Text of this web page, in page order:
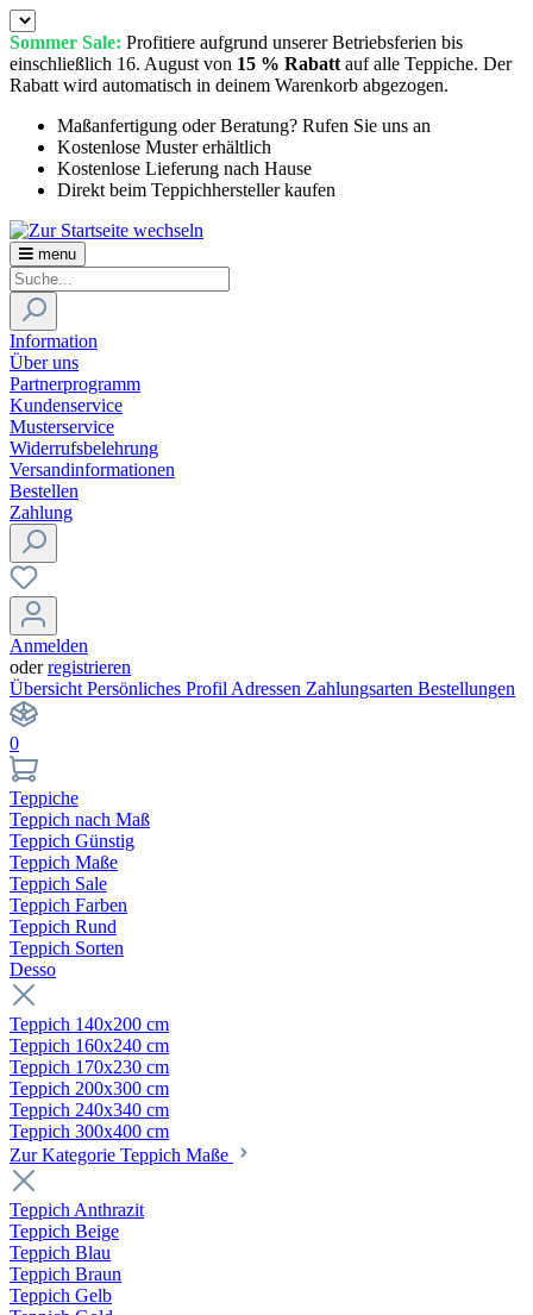
Sommer Sale: Profitiere aufgrund unserer Betriebsferien bis
einschließlich 16. August von 15 % Rabatt auf alle Teppiche. Der
Rabatt wird automatisch in deinem Warenkorb abgezogen.
Maßanfertigung oder Beratung? Rufen Sie uns an
Kostenlose Muster erhältlich
Kostenlose Lieferung nach Hause
Direkt beim Teppichhersteller kaufen
menu
Information
Über uns
Partnerprogramm
Kundenservice
Musterservice
Widerrufsbelehrung
Versandinformationen
Bestellen
Zahlung
Anmelden
oderregistrieren
Übersicht Persönliches Profil Adressen Zahlungsarten Bestellungen
0
Teppiche
Teppich nach Maß
Teppich Günstig
Teppich Maße
Teppich Sale
Teppich Farben
Teppich Rund
Teppich Sorten
Desso
Teppich 140x200 cm
Teppich 160x240 cm
Teppich 170x230 cm
Teppich 200x300 cm
Teppich 240x340 cm
Teppich 300x400 cm
Zur Kategorie Teppich Maße
Teppich Anthrazit
Teppich Beige
Teppich Blau
Teppich Braun
Teppich Gelb